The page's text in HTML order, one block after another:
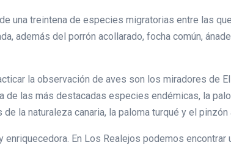
una treintena de especies migratorias entre las
además del porrón acollarado, focha común,
la observación de aves son los miradores de
de las más destacadas especies endémicas, la
la naturaleza canaria, la paloma turqué y el pinzón
enriquecedora. En Los Realejos podemos